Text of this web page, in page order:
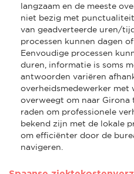
langzaam en de meeste
niet bezig met
van geadverteerde uren/
processen kunnen dagen
Eenvoudige processen
duren, informatie is soms
antwoorden variëren
overheidsmedewerker met
overweegt om naar Girona
raden om professionele
bekend zijn met de lokale
om efficiënter door de
navigeren.